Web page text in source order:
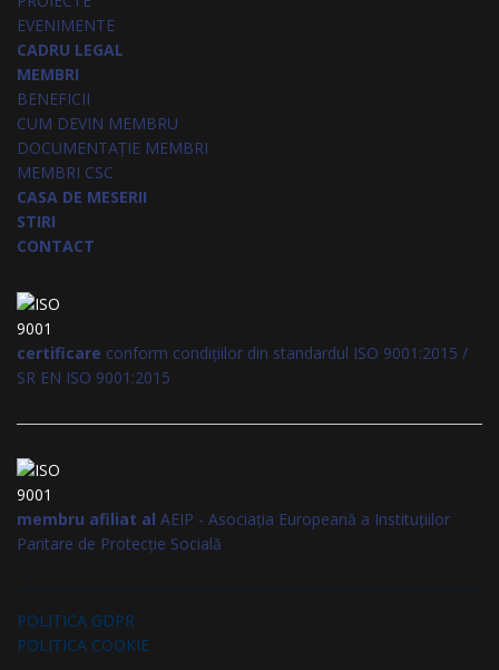
EVENIMENTE
CADRU LEGAL
MEMBRI
BENEFICII
CUM DEVIN MEMBRU
DOCUMENTAȚIE MEMBRI
MEMBRI CSC
CASA DE MESERII
STIRI
CONTACT
certificare conform condițiilor din standardul ISO 9001:2015 /
SR EN ISO 9001:2015
membru afiliat al AEIP - Asociația Europeană a Instituțiilor
Paritare de Protecție Socială
POLITICA GDPR
POLITICA COOKIE